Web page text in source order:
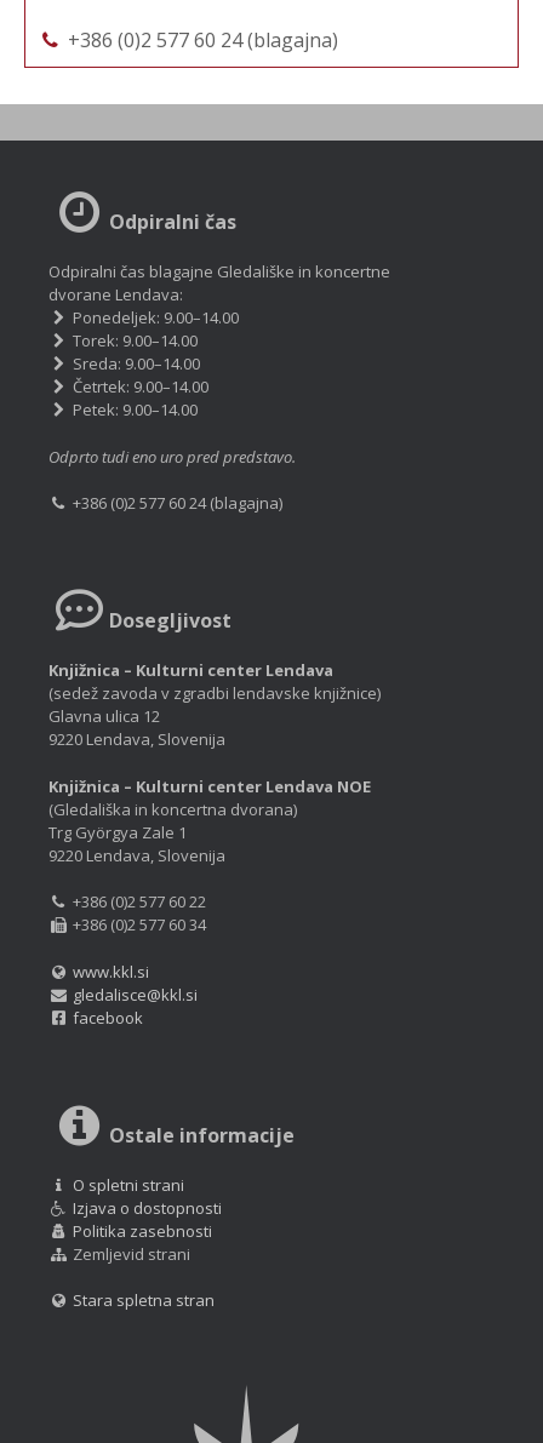
+386 (0)2 577 60 24 (blagajna)
Odpiralni čas
Odpiralni čas blagajne Gledališke in koncertne
dvorane Lendava:
Ponedeljek: 9.00–14.00
Torek: 9.00–14.00
Sreda: 9.00–14.00
Četrtek: 9.00–14.00
Petek: 9.00–14.00
Odprto tudi eno uro pred predstavo.
+386 (0)2 577 60 24 (blagajna)
Dosegljivost
Knjižnica – Kulturni center Lendava
(sedež zavoda v zgradbi lendavske knjižnice)
Glavna ulica 12
9220 Lendava, Slovenija
Knjižnica – Kulturni center Lendava NOE
(Gledališka in koncertna dvorana)
Trg Györgya Zale 1
9220 Lendava, Slovenija
+386 (0)2 577 60 22
+386 (0)2 577 60 34
www.kkl.si
gledalisce@kkl.si
facebook
Ostale informacije
O spletni strani
Izjava o dostopnosti
Politika zasebnosti
Zemljevid strani
Stara spletna stran